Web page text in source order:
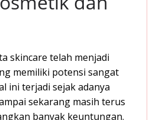
skincare telah menjadi
memiliki potensi sangat
ini terjadi sejak adanya
sekarang masih terus
banyak keuntungan.